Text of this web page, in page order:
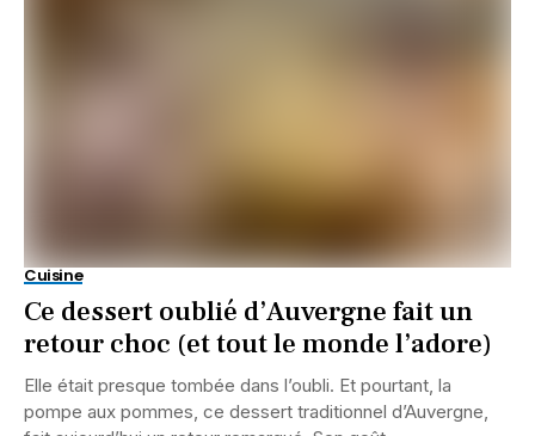
Cuisine
Ce dessert oublié d’Auvergne fait un
retour choc (et tout le monde l’adore)
Elle était presque tombée dans l’oubli. Et pourtant, la
pompe aux pommes, ce dessert traditionnel d’Auvergne,